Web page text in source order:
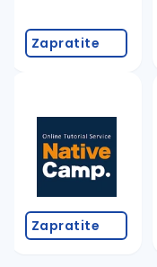
promenite
Zapratite
Zapratite